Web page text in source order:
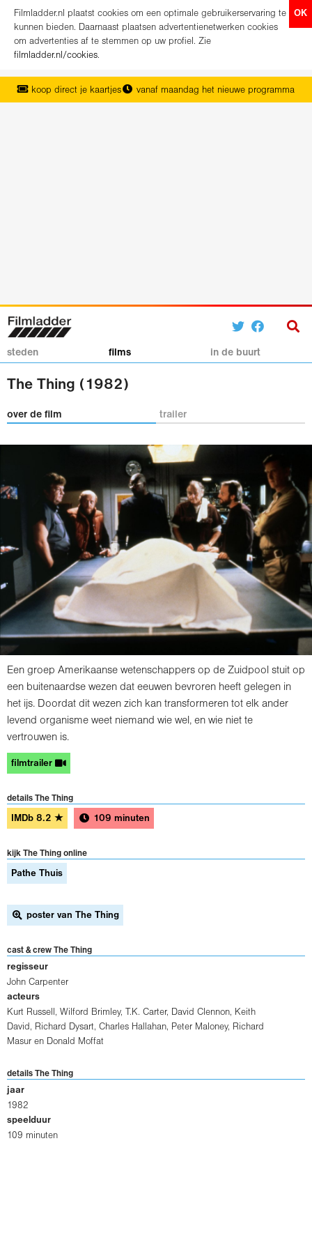
OK
Filmladder.nl plaatst cookies om een optimale gebruikerservaring te
kunnen bieden. Daarnaast plaatsen advertentienetwerken cookies
om advertenties af te stemmen op uw profiel. Zie
filmladder.nl/cookies.
koop direct je kaartjes
vanaf maandag het nieuwe programma
het complete overzicht van Nederland
steden films in de buurt
The Thing (1982)
over de film trailer
Een groep Amerikaanse wetenschappers op de Zuidpool stuit op
een buitenaardse wezen dat eeuwen bevroren heeft gelegen in
het ijs. Doordat dit wezen zich kan transformeren tot elk ander
levend organisme weet niemand wie wel, en wie niet te
vertrouwen is.
filmtrailer
details The Thing
IMDb 8.2 ★ 109 minuten
kijk The Thing online
Pathe Thuis
poster van The Thing
cast & crew The Thing
regisseur
John Carpenter
acteurs
Kurt Russell , Wilford Brimley, T.K. Carter, David Clennon,
Keith
David , Richard Dysart, Charles Hallahan, Peter Maloney,
Richard
Masur en Donald Moffat
details The Thing
jaar
1982
speelduur
109 minuten